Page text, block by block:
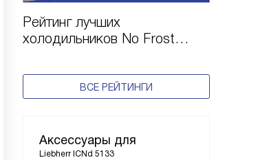
Рейтинг лучших
холодильников No Frost
2025 году
ВСЕ РЕЙТИНГИ
Аксессуары для
Liebherr ICNd 5133